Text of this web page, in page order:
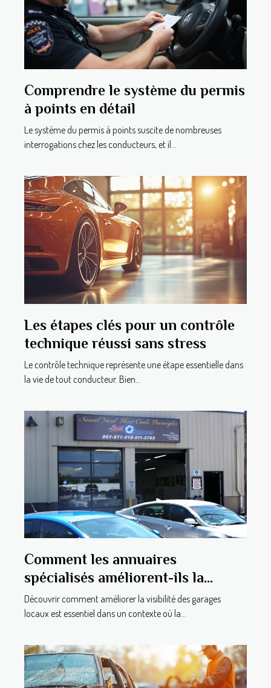
Comprendre le système du permis
à points en détail
Le système du permis à points suscite de nombreuses
interrogations chez les conducteurs, et il...
Les étapes clés pour un contrôle
technique réussi sans stress
Le contrôle technique représente une étape essentielle dans
la vie de tout conducteur. Bien...
Comment les annuaires
spécialisés améliorent-ils la
visibilité des garages locaux ?
Découvrir comment améliorer la visibilité des garages
locaux est essentiel dans un contexte où la...